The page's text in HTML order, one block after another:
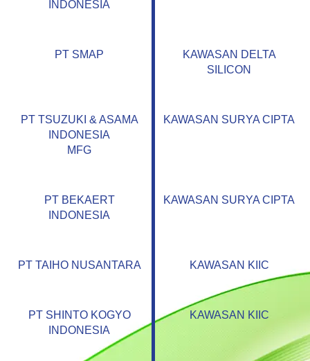
INDONESIA
PT SMAP
KAWASAN DELTA
SILICON
PT TSUZUKI & ASAMA
INDONESIA
MFG
KAWASAN SURYA CIPTA
PT BEKAERT
INDONESIA
KAWASAN SURYA CIPTA
PT TAIHO NUSANTARA KAWASAN KIIC
PT SHINTO KOGYO
INDONESIA
KAWASAN KIIC